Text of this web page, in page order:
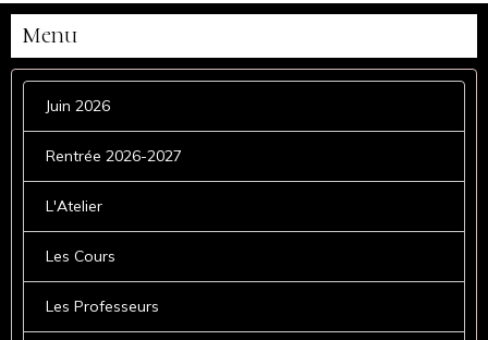
Menu
Juin 2026
Rentrée 2026-2027
L'Atelier
Les Cours
Les Professeurs